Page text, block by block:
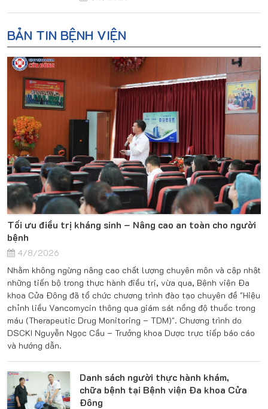
BẢN TIN BỆNH VIỆN
Tối ưu điều trị kháng sinh – Nâng cao an toàn cho người
bệnh
4/8/2026
Nhằm không ngừng nâng cao chất lượng chuyên môn và cập nhật
những tiến bộ trong thực hành điều trị, vừa qua, Bệnh viện Đa
khoa Cửa Đông đã tổ chức chương trình đào tạo chuyên đề "Hiệu
chỉnh liều Vancomycin thông qua giám sát nồng độ thuốc trong
máu (Therapeutic Drug Monitoring – TDM)". Chương trình do
DSCKI Nguyễn Ngọc Cầu – Trưởng khoa Dược trực tiếp báo cáo
và hướng dẫn.
Danh sách người thực hành khám,
chữa bệnh tại Bệnh viện Đa khoa Cửa
Đông